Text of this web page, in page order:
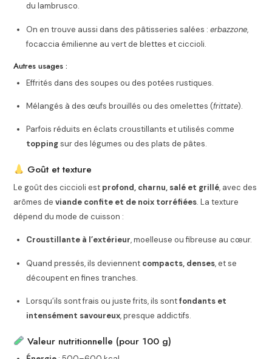
du lambrusco.
On en trouve aussi dans des pâtisseries salées :erbazzone,
focaccia émilienne au vert de blettes et ciccioli.
Autres usages :
Effrités dans des soupes ou des potées rustiques.
Mélangés à des œufs brouillés ou des omelettes (frittate).
Parfois réduits en éclats croustillants et utilisés comme
toppingsur des légumes ou des plats de pâtes.
Goût et texture
Le goût des ciccioli est profond, charnu, salé et grillé, avec des
arômes deviande confite et de noix torréfiées. La texture
dépend du mode de cuisson :
Croustillante à l’extérieur, moelleuse ou fibreuse au cœur.
Quand pressés, ils deviennent compacts, denses, et se
découpent en fines tranches.
Lorsqu’ils sont frais ou juste frits, ils sontfondants et
intensément savoureux, presque addictifs.
Valeur nutritionnelle (pour 100 g)